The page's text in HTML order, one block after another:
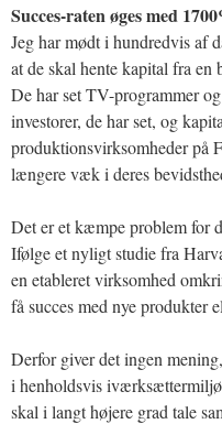
Succes-raten øges med
Jeg har mødt i hundredvis af
at de skal hente kapital fra en
De har set TV-programmer
investorer, de har set, og
produktionsvirksomheder på
længere væk i deres
Det er et kæmpe problem for
Ifølge et nyligt studie fra
en etableret virksomhed
få succes med nye produkter
Derfor giver det ingen
i henholdsvis
skal i langt højere grad tale